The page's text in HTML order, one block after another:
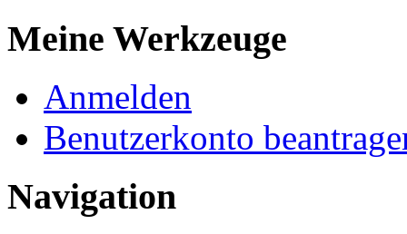
Meine Werkzeuge
Anmelden
Benutzerkonto
Navigation